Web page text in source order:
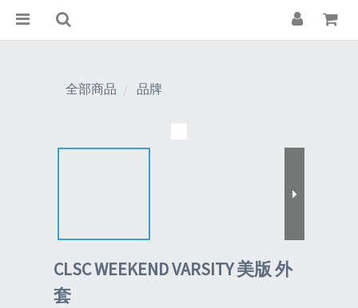
全部商品 品牌
CLSC WEEKEND VARSITY 美版 外
套